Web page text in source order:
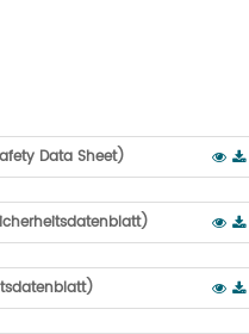
Data Sheet)